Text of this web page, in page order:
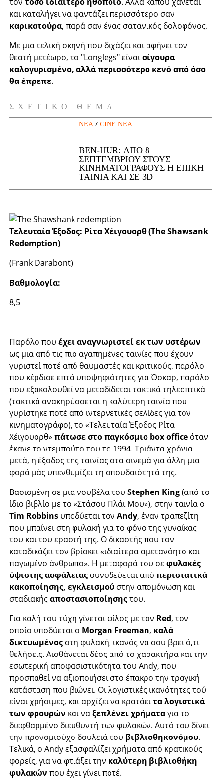
και καταλήγει να φαντάζει περισσότερο σαν
καρικατούρα, παρά σαν ένας σατανικός δολοφόνος.
Με μια τελική σκηνή που διχάζει και αφήνει τον
θεατή μετέωρο, το "Longlegs" είναισίγουρα
καλογυρισμένο, αλλά περισσότερο κενό από όσο
θα έπρεπε.
ΣΧΕΤΙΚΌ ΘΈΜΑ
ΝΈΑ / CINE ΝΈΑ
BEN-HUR: ΑΠΌ 8
ΣΕΠΤΕΜΒΡΊΟΥ ΣΤΟΥΣ
ΚΙΝΗΜΑΤΟΓΡΆΦΟΥΣ Η ΕΠΙΚΉ
ΤΑΙΝΊΑ ΚΑΙ ΣΕ 3D
Τελευταία Έξοδος: Ρίτα Χέιγουορθ (The Shawsank
Redemption)
(Frank Darabont)
Βαθμολογία:
8,5
Παρόλο πουέχει αναγνωριστεί εκ των υστέρων
ως μια από τις πιο αγαπημένες ταινίες που έχουν
γυριστεί ποτέ από θαυμαστές και κριτικούς, παρόλο
που κέρδισε επτά υποψηφιότητες για Όσκαρ, παρόλο
που εξακολουθεί να μεταδίδεται τακτικά τηλεοπτικά
(τακτικά ανακηρύσσεται η καλύτερη ταινία που
γυρίστηκε ποτέ από ιντερνετικές σελίδες για τον
κινηματογράφο), το «Τελευταία Έξοδος Ρίτα
Χέιγουορθ»πάτωσε στο παγκόσμιο box office όταν
έκανε το ντεμπούτο του το 1994. Τριάντα χρόνια
μετά, η έξοδος της ταινίας στα σινεμά για άλλη μια
φορά μάς υπενθυμίζει τη σπουδαιότητά της.
Βασισμένη σε μια νουβέλα τουStephen King(από το
ίδιο βιβλίο με το «Στάσου Πλάι Μου»), στην ταινία ο
Tim Robbins υποδύεται τονAndy, έναν τραπεζίτη
που μπαίνει στη φυλακή για το φόνο της γυναίκας
του και του εραστή της. Ο δικαστής που τον
καταδικάζει τον βρίσκει «ιδιαίτερα αμετανόητο και
παγωμένο άνθρωπο». Η μεταφορά του σεφυλακές
ύψιστης ασφάλειας συνοδεύεται απόπεριστατικά
κακοποίησης, εγκλεισμού στην απομόνωση και
σταδιακήςαποστασιοποίησηςτου.
Για καλή του τύχη γίνεται φίλος με τον Red, τον
οποίο υποδύεται ο Morgan Freeman, καλά
δικτυωμένος στη φυλακή, ικανός να σου βρει ό,τι
θελήσεις. Αισθάνεται δέος από το χαρακτήρα και την
εσωτερική αποφασιστικότητα του Andy, που
προσπαθεί να αξιοποιήσει στο έπακρο την τραγική
κατάσταση που βιώνει. Οι λογιστικές ικανότητες τού
είναι χρήσιμες, και αρχίζει να κρατάειτα λογιστικά
των φρουρών και ναξεπλένει χρήματαγια το
διεφθαρμένο διευθυντή των φυλακών. Αυτό του δίνει
την προνομιούχο δουλειά του βιβλιοθηκονόμου.
Τελικά, ο Andy εξασφαλίζει χρήματα από κρατικούς
φορείς, για να φτιάξει την καλύτερη βιβλιοθήκη
φυλακώνπου έχει γίνει ποτέ.